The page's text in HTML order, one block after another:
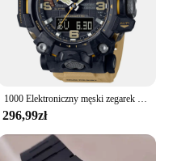
1000 Elektroniczny męski zegarek cyfrowy sportowa tarcza ze stopu LED automatyczna lampa ręczna w pełni funkcjonalna seria dębowa GMG
296,99zł